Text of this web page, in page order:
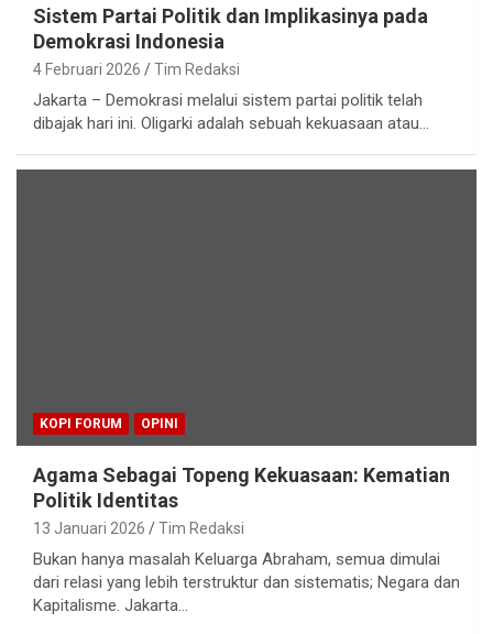
Sistem Partai Politik dan Implikasinya pada
Demokrasi Indonesia
4 Februari 2026 Tim Redaksi
Jakarta – Demokrasi melalui sistem partai politik telah
dibajak hari ini. Oligarki adalah sebuah kekuasaan atau…
KOPI FORUM OPINI
Agama Sebagai Topeng Kekuasaan: Kematian
Politik Identitas
13 Januari 2026 Tim Redaksi
Bukan hanya masalah Keluarga Abraham, semua dimulai
dari relasi yang lebih terstruktur dan sistematis; Negara dan
Kapitalisme. Jakarta…